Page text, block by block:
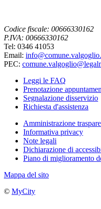
Codice fiscale: 00666330162
P.IVA: 00666330162
Tel: 0346 41053
Email:
PEC:
Leggi le FAQ
Prenotazione
Segnalazione disservizio
Richiesta d'assistenza
Amministrazione
Informativa privacy
Note legali
Dichiarazione di
Piano di miglioramento
Mappa del sito
© MyCity